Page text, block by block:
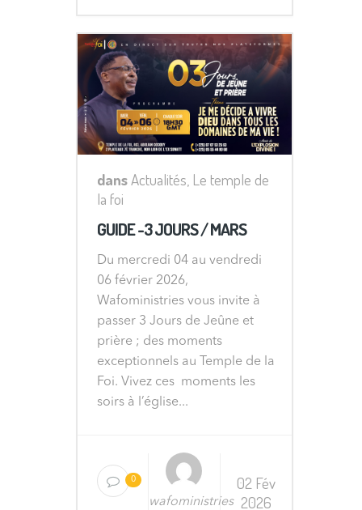
dansActualités Le temple de
la foi
GUIDE -3 JOURS / MARS
Du mercredi 04 au vendredi
06 février 2026,
Wafoministries vous invite à
passer 3 Jours de Jeûne et
prière ; des moments
exceptionnels au Temple de la
Foi. Vivez ces moments les
soirs à l’église...
0
wafoministries
02 Fév
2026